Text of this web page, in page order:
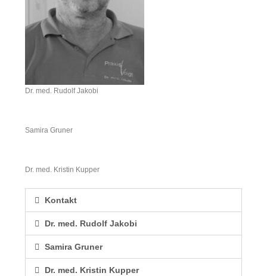
Dr. med. Rudolf Jakobi
Samira Gruner
Dr. med. Kristin Kupper
Kontakt
Dr. med. Rudolf Jakobi
Samira Gruner
Dr. med. Kristin Kupper